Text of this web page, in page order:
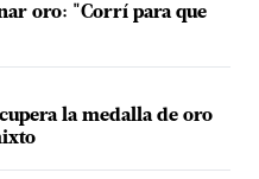
oro: "Corrí para que
la medalla de oro